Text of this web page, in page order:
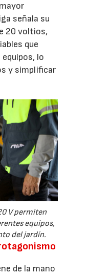
señala su
20 voltios,
que
lo
y simplificar
V permiten
equipos,
del jardín.
de la mano